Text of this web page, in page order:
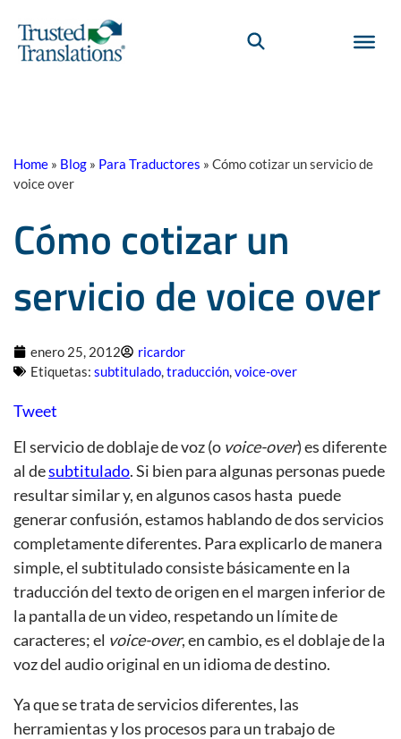
Home » Blog » Para Traductores » Cómo cotizar un servicio de
voice over
Cómo cotizar un
servicio de voice over
enero 25, 2012
ricardor
Etiquetas: subtitulado,traducción,voice-over
Tweet
El servicio de doblaje de voz (o voice-over) es diferente
al desubtitulado. Si bien para algunas personas puede
resultar similar y, en algunos casos hasta puede
generar confusión, estamos hablando de dos servicios
completamente diferentes. Para explicarlo de manera
simple, el subtitulado consiste básicamente en la
traducción del texto de origen en el margen inferior de
la pantalla de un video, respetando un límite de
caracteres; el voice-over, en cambio, es el doblaje de la
voz del audio original en un idioma de destino.
Ya que se trata de servicios diferentes, las
herramientas y los procesos para un trabajo de